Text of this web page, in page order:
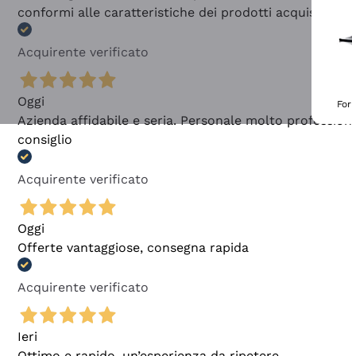
conformi alle caratteristiche dei prodotti acquistati
Acquirente verificato
Oggi
Azienda affidabile e seria. Personale molto
consiglio
Acquirente verificato
Oggi
Offerte vantaggiose, consegna rapida
Acquirente verificato
Ieri